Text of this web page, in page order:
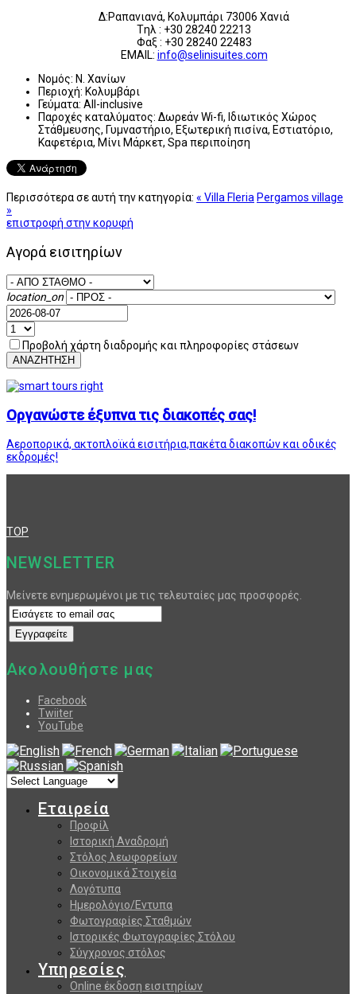
Δ:Ραπανιανά, Κολυμπάρι 73006 Χανιά
Tηλ : +30 28240 22213
Φαξ : +30 28240 22483
EMAIL: info@selinisuites.com
Νομός: Ν. Χανίων
Περιοχή: Κολυμβάρι
Γεύματα: All-inclusive
Παροχές καταλύματος: Δωρεάν Wi-fi, Ιδιωτικός Χώρος
Στάθμευσης, Γυμναστήριο, Εξωτερική πισίνα, Εστιατόριο,
Καφετέρια, Μίνι Μάρκετ, Spa περιποίηση
Περισσότερα σε αυτή την κατηγορία: « Villa Fleria Pergamos village
»
επιστροφή στην κορυφή
Αγορά εισιτηρίων
location_on
Προβολή χάρτη διαδρομής και πληροφορίες στάσεων
ΑΝΑΖΗΤΗΣΗ
Οργανώστε έξυπνα τις διακοπές σας!
Αεροπορικά, ακτοπλοϊκά εισιτήρια,πακέτα διακοπών και οδικές
εκδρομές!
TOP
NEWSLETTER
Μείνετε ενημερωμένοι με τις τελευταίες μας προσφορές.
Ακολουθήστε μας
Facebook
Twiiter
YouTube
Εταιρεία
Προφίλ
Ιστορική Αναδρομή
Στόλος λεωφορείων
Οικονομικά Στοιχεία
Λογότυπα
Ημερολόγιο/Εντυπα
Φωτογραφίες Σταθμών
Ιστορικές Φωτογραφίες Στόλου
Σύγχρονος στόλος
Υπηρεσίες
Online έκδοση εισιτηρίων